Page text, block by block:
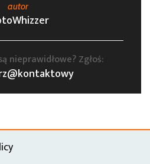
autor
nieprawidłowe? Zgłoś: